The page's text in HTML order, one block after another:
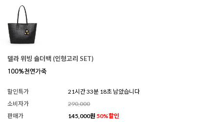
델라 위빙 숄더백 (인형고리 SET)
할인특가
21시간 33분 16초 남았습니다
소비자가
290,000
판매가
145,000원 50%할인